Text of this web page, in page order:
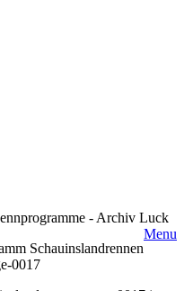
- Archiv Luck
Menu
Schauinslandrennen
0017